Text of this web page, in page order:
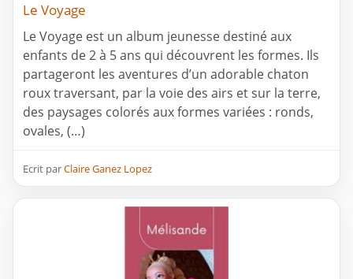
Le Voyage
Le Voyage est un album jeunesse destiné aux
enfants de 2 à 5 ans qui découvrent les formes. Ils
partageront les aventures d’un adorable chaton
roux traversant, par la voie des airs et sur la terre,
des paysages colorés aux formes variées : ronds,
ovales, (…)
Ecrit parClaire Ganez Lopez